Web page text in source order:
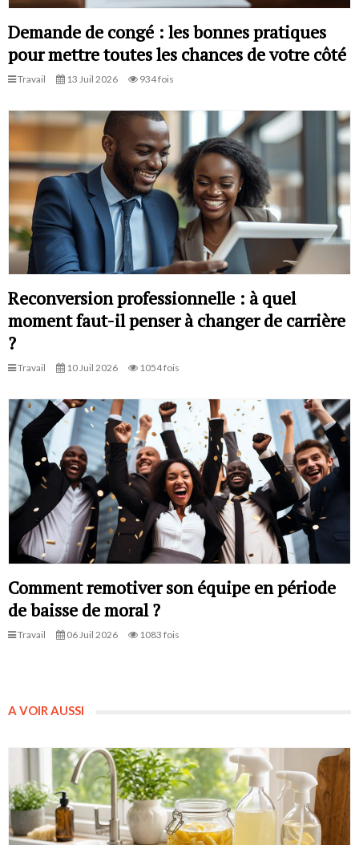
Demande de congé : les bonnes pratiques
pour mettre toutes les chances de votre côté
Travail 13 Juil 2026 934 fois
Reconversion professionnelle : à quel
moment faut-il penser à changer de carrière
?
Travail 10 Juil 2026 1054 fois
Comment remotiver son équipe en période
de baisse de moral ?
Travail 06 Juil 2026 1083 fois
A VOIR AUSSI